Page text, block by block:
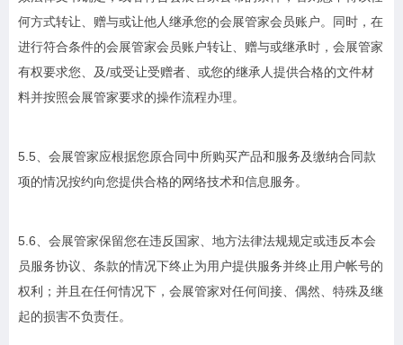
何方式转让、赠与或让他人继承您的会展管家会员账户。同时，在
进行符合条件的会展管家会员账户转让、赠与或继承时，会展管家
有权要求您、及/或受让受赠者、或您的继承人提供合格的文件材
料并按照会展管家要求的操作流程办理。
5.5、会展管家应根据您原合同中所购买产品和服务及缴纳合同款
项的情况按约向您提供合格的网络技术和信息服务。
5.6、会展管家保留您在违反国家、地方法律法规规定或违反本会
员服务协议、条款的情况下终止为用户提供服务并终止用户帐号的
权利；并且在任何情况下，会展管家对任何间接、偶然、特殊及继
起的损害不负责任。